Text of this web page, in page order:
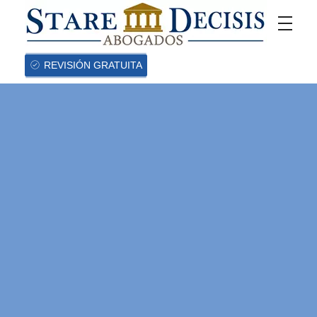
REVISIÓN GRATUITA